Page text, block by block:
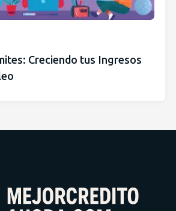
Creciendo tus Ingresos